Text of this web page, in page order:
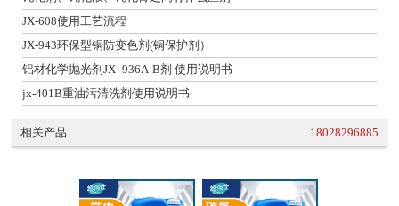
JX-608使用工艺流程
JX-943环保型铜防变色剂(铜保护剂）
铝材化学抛光剂JX- 936A-B剂 使用说明书
jx-401B重油污清洗剂使用说明书
相关产品 18028296885